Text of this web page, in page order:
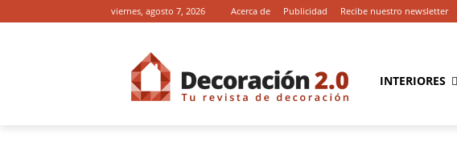
viernes, agosto 7, 2026 Acerca de Publicidad Recibe nuestro newsletter
INTERIORES